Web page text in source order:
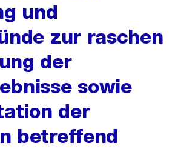
und
zur raschen
der
sowie
der
betreffend